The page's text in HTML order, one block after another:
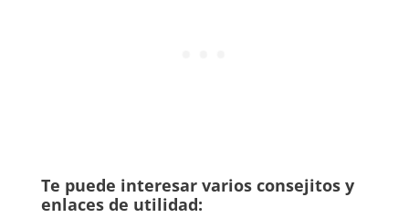
Te puede interesar varios consejitos y
enlaces de utilidad: